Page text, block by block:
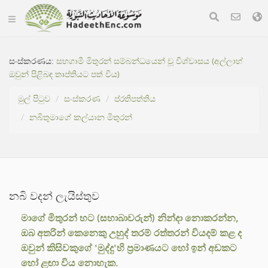
සංස්කරණය:සහගාමී මිතුරන් සම්බන්ධයෙන් වූ විශ්වාසය (අල්ලාහ්
ඔවුන් පිළිබඳ තෘප්තියට පත් විය)
මුල් පිටුව
සංස්කරණ
ප්රතිපත්තිය
නබිතුමාගේ කල්යාන මිතුරන්
නබි වදන් ලැයිස්තුව
මාගේ මිතුරන් හට (සහාබාවරුන්) නින්දා නොකරන්න,
ඔබ අතරින් කෙනෙකු උහුද් තරම් රත්තරන් වියදම් කළ ද
ඔවුන් කිසිවකුගේ 'මුද්දු'හි ප්‍රමාණයට හෝ ඉන් අඩකට
හෝ ළඟා විය නොහැක.